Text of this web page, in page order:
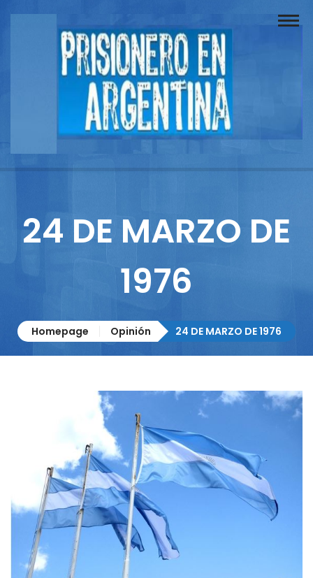
Buscador
Documentos
Reportajes
24 DE MARZO DE
1976
Homepage Opinión 24 DE MARZO DE 1976